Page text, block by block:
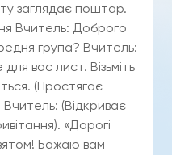
заглядає поштар.
Вчитель: Доброго
група? Вчитель:
вас лист. Візьміть
(Простягає
Вчитель: (Відкриває
«Дорогі
Бажаю вам